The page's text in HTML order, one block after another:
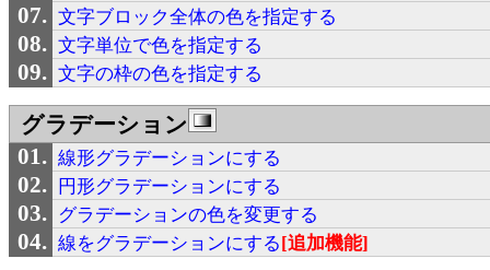
文字ブロック全体の色を指定する
文字単位で色を指定する
文字の枠の色を指定する
グラデーション
線形グラデーションにする
円形グラデーションにする
グラデーションの色を変更する
線をグラデーションにする[追加機能]